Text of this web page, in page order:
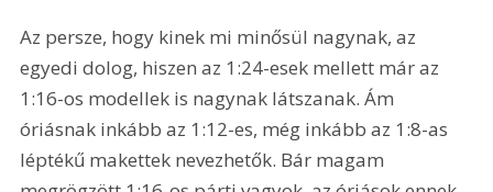
Az persze, hogy kinek mi minősül nagynak, az
egyedi dolog, hiszen az 1:24-esek mellett már az
1:16-os modellek is nagynak látszanak. Ám
óriásnak inkább az 1:12-es, még inkább az 1:8-as
léptékű makettek nevezhetők. Bár magam